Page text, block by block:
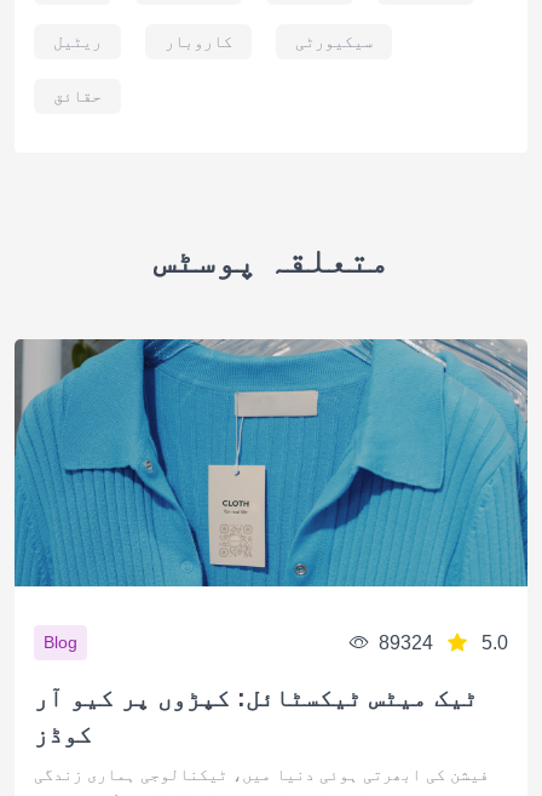
ریٹیل کاروبار سیکیورٹی
حقائق
متعلقہ پوسٹس
Blog 89324 5.0
ٹیک میٹس ٹیکسٹائل: کپڑوں پر کیو آر
کوڈز
فیشن کی ابھرتی ہوئی دنیا میں، ٹیکنالوجی ہماری زندگی